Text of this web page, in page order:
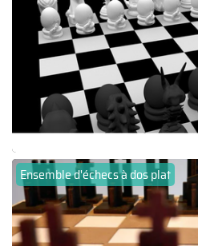
Ensemble d'échecs à dos plat